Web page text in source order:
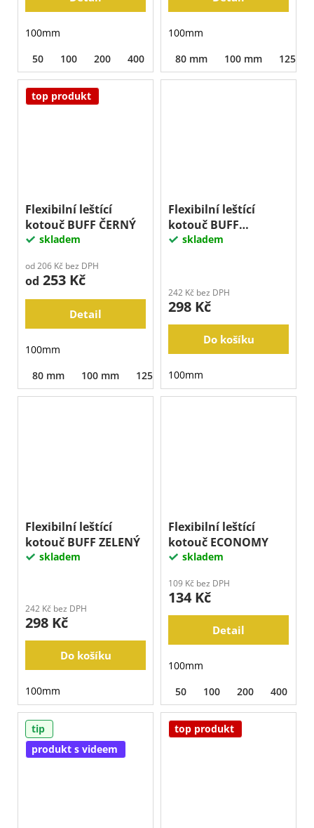
100mm
50
100 200 400 800 1500 3000
100mm
80 mm
100 mm 125
top produkt
Flexibilní leštící
kotouč BUFF ČERNÝ
skladem
od 206 Kč bez DPH
od 253 Kč
Detail
100mm
80 mm
100 mm 125 mm
Flexibilní leštící
kotouč BUFF
ČERVENÝ
skladem
242 Kč bez DPH
298 Kč
Do košíku
100mm
Flexibilní leštící
kotouč BUFF ZELENÝ
skladem
242 Kč bez DPH
298 Kč
Do košíku
100mm
Flexibilní leštící
kotouč ECONOMY
skladem
109 Kč bez DPH
134 Kč
Detail
100mm
50
100 200 400
tip
produkt s videem
top produkt